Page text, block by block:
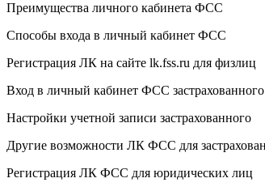
Преимущества личного кабинета ФСС
Способы входа в личный кабинет ФСС
Регистрация ЛК на сайте lk.fss.ru для физлиц
Вход в личный кабинет ФСС застрахованного
Настройки учетной записи застрахованного
Другие возможности ЛК ФСС для
Регистрация ЛК ФСС для юридических лиц